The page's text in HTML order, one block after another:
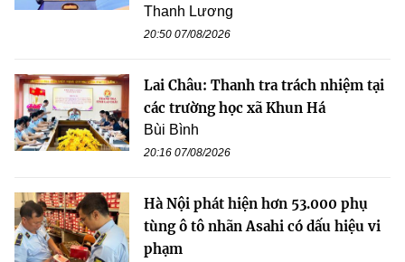
Thanh Lương
20:50 07/08/2026
Lai Châu: Thanh tra trách nhiệm tại
các trường học xã Khun Há
Bùi Bình
20:16 07/08/2026
Hà Nội phát hiện hơn 53.000 phụ
tùng ô tô nhãn Asahi có dấu hiệu vi
phạm